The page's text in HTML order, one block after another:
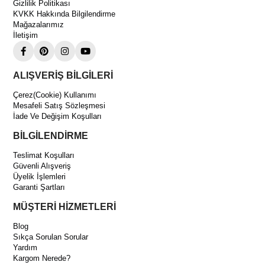
Özellikleri
Temel Teknik Bilgiler
Model:
Kompresör Tipi:
Soğutucu Gaz:
uyumlu)
Çalışma Voltajı:380–400V / 3 Faz
Bağlantı Tipi:2 vanalı (rotolock)
Performans ve Yapı
Silindir Hacmi:
Soğutma Kapasitesi:
şartlarına bağlı)
Yağ Miktarı:
1760 cc
Ses Seviyesi:
Gizlilik Politikası
KVKK Hakkında Bilgilendirme
Mağazalarımız
İletişim
ALIŞVERİŞ BİLGİLERİ
Çerez(Cookie) Kullanımı
Mesafeli Satış Sözleşmesi
İade Ve Değişim Koşulları
BİLGİLENDİRME
Teslimat Koşulları
Güvenli Alışveriş
Üyelik İşlemleri
Garanti Şartları
MÜŞTERİ HİZMETLERİ
Blog
Sıkça Sorulan Sorular
Yardım
Kargom Nerede?